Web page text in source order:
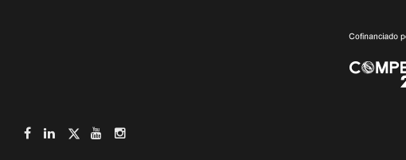
Facebook
LinkedIn
Twitter
YouTube